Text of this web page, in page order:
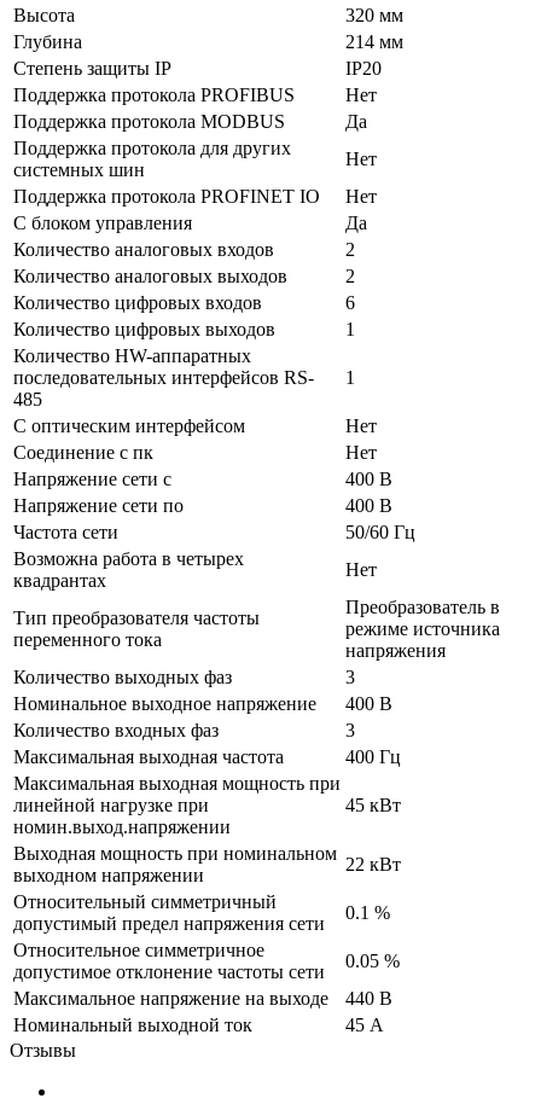
Высота
320 мм
Глубина
214 мм
Степень защиты IP
IP20
Поддержка протокола PROFIBUS
Нет
Поддержка протокола MODBUS
Да
Поддержка протокола для других
системных шин
Нет
Поддержка протокола PROFINET IO
Нет
С блоком управления
Да
Количество аналоговых входов
2
Количество аналоговых выходов
2
Количество цифровых входов
6
Количество цифровых выходов
1
Количество HW-аппаратных
последовательных интерфейсов RS-
485
1
С оптическим интерфейсом
Нет
Соединение с пк
Нет
Напряжение сети с
400 В
Напряжение сети по
400 В
Частота сети
50/60 Гц
Возможна работа в четырех
квадрантах
Нет
Тип преобразователя частоты
переменного тока
Преобразователь в
режиме источника
напряжения
Количество выходных фаз
3
Номинальное выходное напряжение
400 В
Количество входных фаз
3
Максимальная выходная частота
400 Гц
Максимальная выходная мощность при
линейной нагрузке при
номин.выход.напряжении
45 кВт
Выходная мощность при номинальном
выходном напряжении
22 кВт
Относительный симметричный
допустимый предел напряжения сети
0.1 %
Относительное симметричное
допустимое отклонение частоты сети
0.05 %
Максимальное напряжение на выходе
440 В
Номинальный выходной ток
45 А
Отзывы